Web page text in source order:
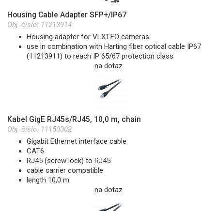
Housing Cable Adapter SFP+/IP67
Obj. číslo: 11213914
Housing adapter for VLXT.FO cameras
use in combination with Harting fiber optical cable IP67
(11213911) to reach IP 65/67 protection class
na dotaz
Kabel GigE RJ45s/RJ45, 10,0 m, chain
Obj. číslo: 11150302
Gigabit Ethernet interface cable
CAT6
RJ45 (screw lock) to RJ45
cable carrier compatible
length 10,0 m
na dotaz